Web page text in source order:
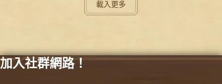
載入更多
加入社群網路！